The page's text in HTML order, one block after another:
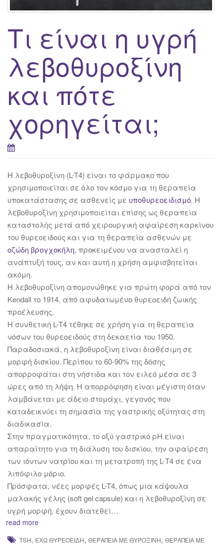
Τι είναι η υγρή
λεβοθυροξίνη
και πότε
χορηγείται;
H λεβοθυροξίνη (L-T4) είναι το φάρμακο που
χρησιμοποιείται σε όλο τον κόσμο για τη θεραπεία
υποκατάστασης σε ασθενείς με υποθυρεοειδισμό. Η
λεβοθυροξίνη χρησιμοποιείται επίσης ως θεραπεία
καταστολής μετά από χειρουργική αφαίρεση καρκίνου
του θυρεοειδούς και για τη θεραπεία ασθενών με
οζώδη βρογχοκήλη, προκειμένου να ανασταλεί η
ανάπτυξή τους, αν και αυτή η χρήση αμφισβητείται
ακόμη.
Η λεβοθυροξίνη απομονώθηκε για πρώτη φορά από τον
Kendall το 1914, από αφυδατωμένο θυρεοειδή ζωικής
προέλευσης.
Η συνθετική L-Τ4 τέθηκε σε χρήση για τη θεραπεία
νόσων του θυρεοειδούς στη δεκαετία του 1950.
Παραδοσιακά, η λεβοθυροξίνη είναι διαθέσιμη σε
μορφή δισκίου. Περίπου το 60-90% της δόσης
απορροφάται στη νήστιδα και τον ειλεό μέσα σε 3
ώρες από τη λήψη. Η απορρόφηση είναι μέγιστη όταν
λαμβάνεται με άδειο στομάχι, γεγονός που
καταδεικνύει τη σημασία της γαστρικής οξύτητας στη
διαδικασία.
Στην πραγματικότητα, το οξύ γαστρικό ρΗ είναι
απαραίτητο για τη διάλυση του δισκίου, την αφαίρεση
των ιόντων νατρίου και τη μετατροπή της L-Τ4 σε ένα
λιπόφιλο μόριο.
Πρόσφατα, νέες μορφές L-T4, όπως μια κάψουλα
μαλακής γέλης (soft gel capsule) και η λεβοθυροξίνη σε
υγρή μορφή, έχουν διατεθεί…
read more
TSH, ΈΧΩ ΘΥΡΕΟΕΙΔΉ, ΘΕΡΑΠΕΊΑ ΜΕ ΘΥΡΟΞΊΝΗ, ΘΕΡΑΠΕΊΑ ΜΕ